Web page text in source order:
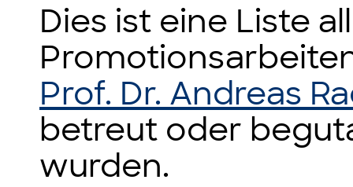
Dies ist eine Liste
Prof. Dr. Andreas
betreut oder
wurden.